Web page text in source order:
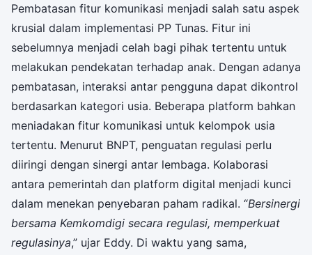
Pembatasan fitur komunikasi menjadi salah satu aspek
krusial dalam implementasi PP Tunas. Fitur ini
sebelumnya menjadi celah bagi pihak tertentu untuk
melakukan pendekatan terhadap anak. Dengan adanya
pembatasan, interaksi antar pengguna dapat dikontrol
berdasarkan kategori usia. Beberapa platform bahkan
meniadakan fitur komunikasi untuk kelompok usia
tertentu. Menurut BNPT, penguatan regulasi perlu
diiringi dengan sinergi antar lembaga. Kolaborasi
antara pemerintah dan platform digital menjadi kunci
dalam menekan penyebaran paham radikal. “Bersinergi
bersama Kemkomdigi secara regulasi, memperkuat
regulasinya,” ujar Eddy. Di waktu yang sama,